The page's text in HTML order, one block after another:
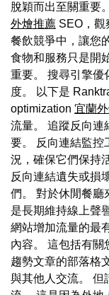
脫穎而出至關重要
外燴推薦 SEO，觀
餐飲競爭中，讓您
食物和服務只是開
重要。 搜尋引擎優
度。 以下是
optimization 宜蘭
流量。 追蹤反向連
要。 反向連結監控
況，確保它們保持
反向連結遺失或損
們。 對於休閒餐廳
是長期維持線上聲
網站增加流量的最
內容。 這包括有關
趨勢文章的部落格
與其他人交流。 但